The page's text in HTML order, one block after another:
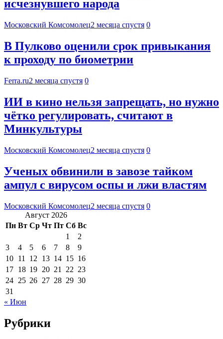
исчезнувшего народа
Московский Комсомолец2 месяца спустя 0
В Пулково оценили срок привыкания
к проходу по биометрии
Ferra.ru2 месяца спустя 0
ИИ в кино нельзя запрещать, но нужно
чётко регулировать, считают в
Минкультуры
Московский Комсомолец2 месяца спустя 0
Ученых обвинили в завозе тайком
ампул с вирусом оспы и лжи властям
Московский Комсомолец2 месяца спустя 0
Август 2026
Пн Вт Ср Чт Пт Сб Вс
1
2
3
4 5 6 7 8
9
10 11 12 13 14 15 16
17 18 19 20 21 22 23
24 25 26 27 28 29 30
31
« Июн
Рубрики